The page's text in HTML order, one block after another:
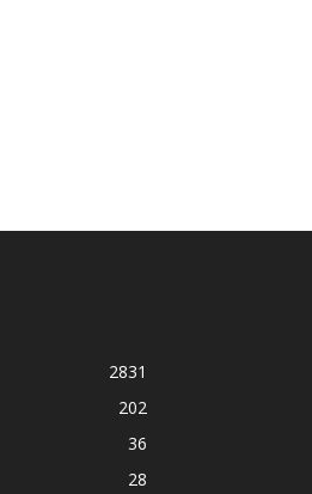
2831
202
36
28